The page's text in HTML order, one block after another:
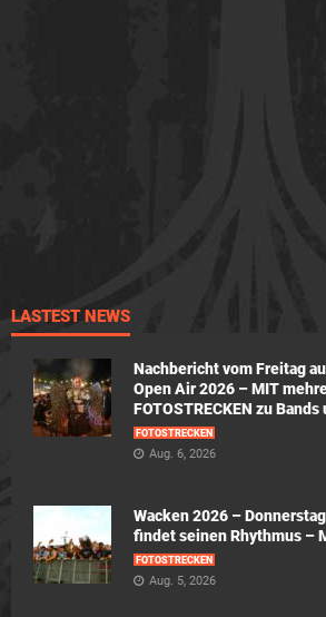
LASTEST NEWS
Nachbericht vom Freitag
Open Air 2026 – MIT
FOTOSTRECKEN zu
FOTOSTRECKEN
Aug. 6, 2026
Wacken 2026 –
findet seinen Rhythmus –
FOTOSTRECKEN
Aug. 5, 2026